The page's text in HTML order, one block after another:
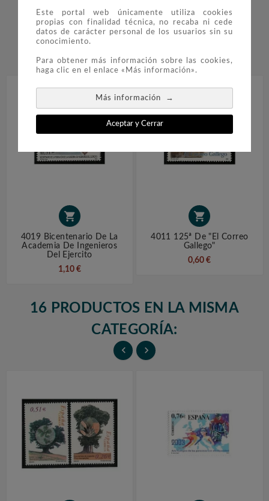
Este portal web únicamente utiliza cookies
propias con finalidad técnica, no recaba ni cede
datos de carácter personal de los usuarios sin su
conocimiento.
Para obtener más información sobre las cookies,
haga clic en el enlace «Más información».
Más información →
Aceptar y Cerrar
ESTE PRODUCTO TAMBIÉN
COMPRARON:
 

4019 Bicentenario De La
Academia De Ingenieros
Del Ejercito
1,10 €

4011 125ª De "El Correo
Gallego"
0,60 €
16 PRODUCTOS EN LA MISMA
CATEGORÍA:
 